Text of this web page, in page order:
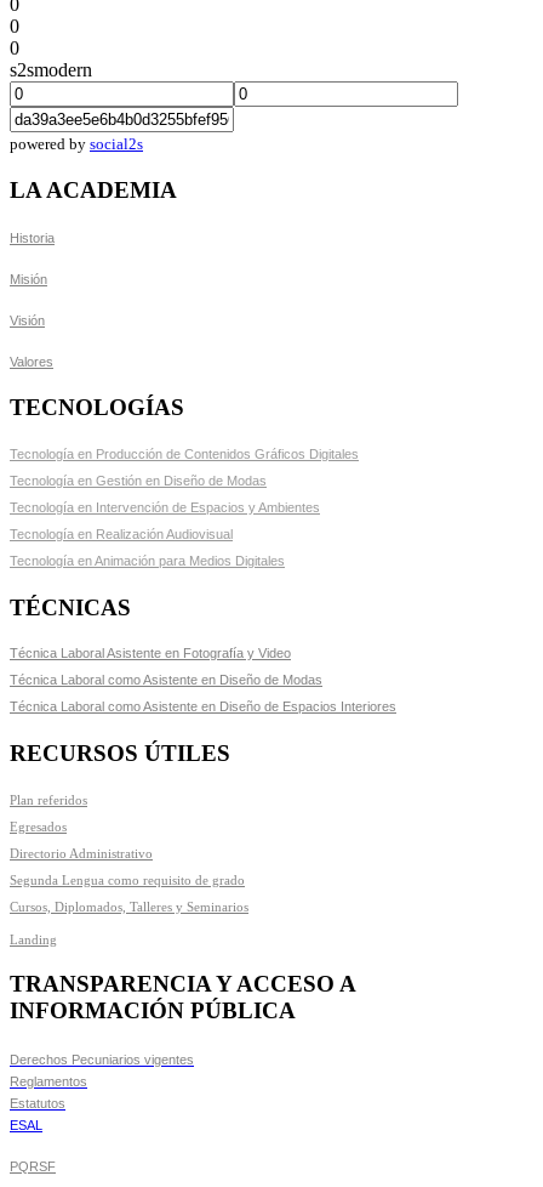
0
0
0
s2smodern
powered by social2s
LA ACADEMIA
Historia
Misión
Visión
Valores
TECNOLOGÍAS
Tecnología en Producción de Contenidos Gráficos Digitales
Tecnología en Gestión en Diseño de Modas
Tecnología en Intervención de Espacios y Ambientes
Tecnología en Realización Audiovisual
Tecnología en Animación para Medios Digitales
TÉCNICAS
Técnica Laboral Asistente en Fotografía y Video
Técnica Laboral como Asistente en Diseño de Modas
Técnica Laboral como Asistente en Diseño de Espacios Interiores
RECURSOS ÚTILES
Plan referidos
Egresados
Directorio Administrativo
Segunda Lengua como requisito de grado
Cursos, Diplomados, Talleres y Seminarios
Landing
TRANSPARENCIA Y ACCESO A
INFORMACIÓN PÚBLICA
Derechos Pecuniarios vigentes
Reglamentos
Estatutos
ESAL
PQRSF